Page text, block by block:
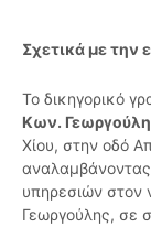
Σχετικά με την
Το δικηγορικό
Κων. Γεωργούλη
Χίου, στην οδό
υπηρεσιών στον
Γεωργούλης, σε